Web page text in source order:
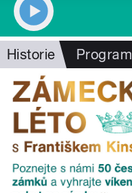
Historie Program